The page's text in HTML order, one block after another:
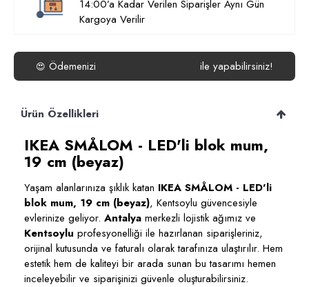
14:00’a Kadar Verilen Siparişler Aynı Gün
Kargoya Verilir
😍 Ödemenizi ile yapabilirsiniz!
Ürün Özellikleri
IKEA SMÅLOM - LED'li blok mum,
19 cm (beyaz)
Yaşam alanlarınıza şıklık katan IKEA SMÅLOM - LED'li
blok mum, 19 cm (beyaz), Kentsoylu güvencesiyle
evlerinize geliyor. Antalya merkezli lojistik ağımız ve
Kentsoylu profesyonelliği ile hazırlanan siparişleriniz,
orijinal kutusunda ve faturalı olarak tarafınıza ulaştırılır. Hem
estetik hem de kaliteyi bir arada sunan bu tasarımı hemen
inceleyebilir ve siparişinizi güvenle oluşturabilirsiniz.